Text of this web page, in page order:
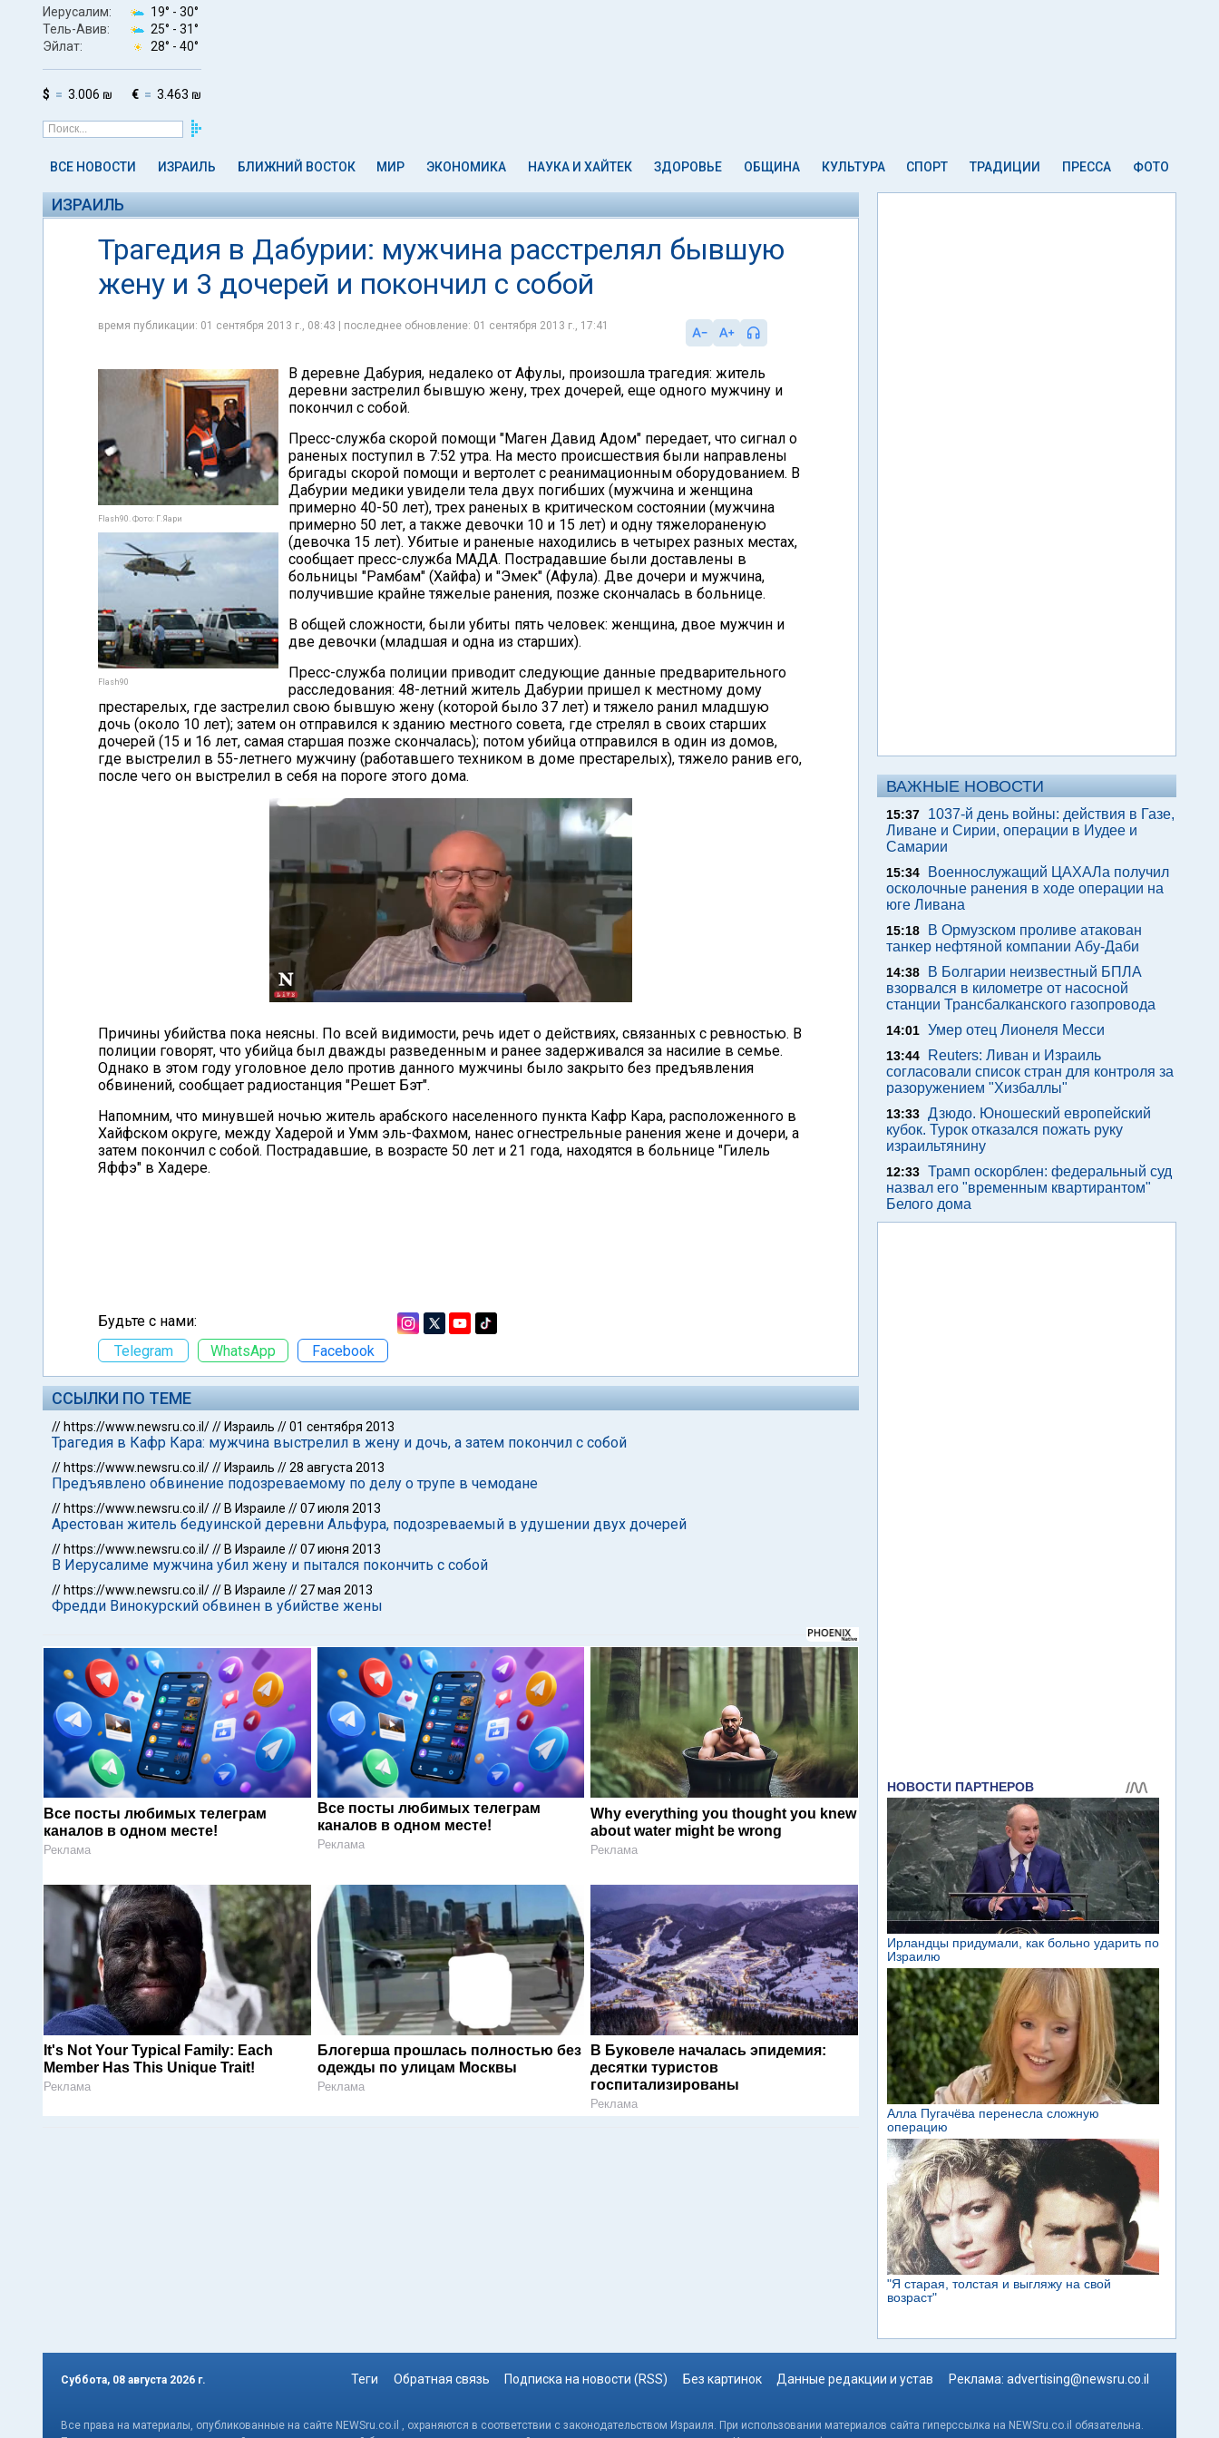
Иерусалим: 19° - 30°
Тель-Авив:
25° - 31°
Эйлат:
28° - 40°
$ 3.006 ₪ € 3.463 ₪
ВСЕ НОВОСТИ ИЗРАИЛЬ БЛИЖНИЙ ВОСТОК МИР ЭКОНОМИКА НАУКА И ХАЙТЕК ЗДОРОВЬЕ ОБЩИНА КУЛЬТУРА СПОРТ ТРАДИЦИИ ПРЕССА ФОТО
ИЗРАИЛЬ
Трагедия в Дабурии: мужчина расстрелял бывшую
жену и 3 дочерей и покончил с собой
время публикации: 01 сентября 2013 г., 08:43 | последнее обновление: 01 сентября 2013 г., 17:41
Flash90. Фото: Г.Яари
Flash90
В деревне Дабурия, недалеко от Афулы, произошла трагедия: житель
деревни застрелил бывшую жену, трех дочерей, еще одного мужчину и
покончил с собой.
Пресс-служба скорой помощи "Маген Давид Адом" передает, что сигнал о
раненых поступил в 7:52 утра. На место происшествия были направлены
бригады скорой помощи и вертолет с реанимационным оборудованием. В
Дабурии медики увидели тела двух погибших (мужчина и женщина
примерно 40-50 лет), трех раненых в критическом состоянии (мужчина
примерно 50 лет, а также девочки 10 и 15 лет) и одну тяжелораненую
(девочка 15 лет). Убитые и раненые находились в четырех разных местах,
сообщает пресс-служба МАДА. Пострадавшие были доставлены в
больницы "Рамбам" (Хайфа) и "Эмек" (Афула). Две дочери и мужчина,
получившие крайне тяжелые ранения, позже скончалась в больнице.
В общей сложности, были убиты пять человек: женщина, двое мужчин и
две девочки (младшая и одна из старших).
Пресс-служба полиции приводит следующие данные предварительного
расследования: 48-летний житель Дабурии пришел к местному дому
престарелых, где застрелил свою бывшую жену (которой было 37 лет) и тяжело ранил младшую
дочь (около 10 лет); затем он отправился к зданию местного совета, где стрелял в своих старших
дочерей (15 и 16 лет, самая старшая позже скончалась); потом убийца отправился в один из домов,
где выстрелил в 55-летнего мужчину (работавшего техником в доме престарелых), тяжело ранив его,
после чего он выстрелил в себя на пороге этого дома.
Причины убийства пока неясны. По всей видимости, речь идет о действиях, связанных с ревностью. В
полиции говорят, что убийца был дважды разведенным и ранее задерживался за насилие в семье.
Однако в этом году уголовное дело против данного мужчины было закрыто без предъявления
обвинений, сообщает радиостанция "Решет Бэт".
Напомним, что минувшей ночью житель арабского населенного пункта Кафр Кара, расположенного в
Хайфском округе, между Хадерой и Умм эль-Фахмом, нанес огнестрельные ранения жене и дочери, а
затем покончил с собой. Пострадавшие, в возрасте 50 лет и 21 года, находятся в больнице "Гилель
Яффэ" в Хадере.
Будьте с нами:
Telegram
WhatsApp Facebook
ССЫЛКИ ПО ТЕМЕ
// https://www.newsru.co.il/// Израиль //01 сентября 2013
Трагедия в Кафр Кара: мужчина выстрелил в жену и дочь, а затем покончил с собой
// https://www.newsru.co.il/// Израиль //28 августа 2013
Предъявлено обвинение подозреваемому по делу о трупе в чемодане
// https://www.newsru.co.il/// В Израиле //07 июля 2013
Арестован житель бедуинской деревни Альфура, подозреваемый в удушении двух дочерей
// https://www.newsru.co.il/// В Израиле //07 июня 2013
В Иерусалиме мужчина убил жену и пытался покончить с собой
// https://www.newsru.co.il/// В Израиле //27 мая 2013
Фредди Винокурский обвинен в убийстве жены
Все посты любимых телеграм
каналов в одном месте!
Реклама
Все посты любимых телеграм
каналов в одном месте!
Реклама
Why everything you thought you knew
about water might be wrong
Реклама
It's Not Your Typical Family: Each
Member Has This Unique Trait!
Реклама
Блогерша прошлась полностью без
одежды по улицам Москвы
Реклама
В Буковеле началась эпидемия:
десятки туристов
госпитализированы
Реклама
ВАЖНЫЕ НОВОСТИ
15:37
1037-й день войны: действия в Газе,
Ливане и Сирии, операции в Иудее и
Самарии
15:34
Военнослужащий ЦАХАЛа получил
осколочные ранения в ходе операции на
юге Ливана
15:18
В Ормузском проливе атакован
танкер нефтяной компании Абу-Даби
14:38
В Болгарии неизвестный БПЛА
взорвался в километре от насосной
станции Трансбалканского газопровода
14:01 Умер отец Лионеля Месси
13:44
Reuters: Ливан и Израиль
согласовали список стран для контроля за
разоружением "Хизбаллы"
13:33 Дзюдо. Юношеский европейский
кубок. Турок отказался пожать руку
израильтянину
12:33 Трамп оскорблен: федеральный суд
назвал его "временным квартирантом"
Белого дома
Суббота, 08 августа 2026 г. Теги Обратная связь Подписка на новости (RSS) Без картинок Данные редакции и устав Реклама: advertising@newsru.co.il
Все права на материалы, опубликованные на сайте NEWSru.co.il , охраняются в соответствии с законодательством Израиля. При использовании материалов сайта гиперссылка на NEWSru.co.il обязательна.